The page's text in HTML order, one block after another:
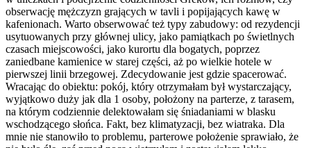
obserwację mężczyzn grających w tavli i popijających kawę w
kafenionach. Warto obserwować też typy zabudowy: od rezydencji
usytuowanych przy głównej ulicy, jako pamiątkach po świetlnych
czasach miejscowości, jako kurortu dla bogatych, poprzez
zaniedbane kamienice w starej części, aż po wielkie hotele w
pierwszej linii brzegowej. Zdecydowanie jest gdzie spacerować.
Wracając do obiektu: pokój, który otrzymałam był wystarczający,
wyjątkowo duży jak dla 1 osoby, położony na parterze, z tarasem,
na którym codziennie delektowałam się śniadaniami w blasku
wschodzącego słońca. Fakt, bez klimatyzacji, bez wiatraka. Dla
mnie nie stanowiło to problemu, parterowe położenie sprawiało, że